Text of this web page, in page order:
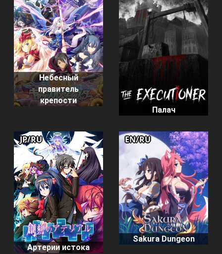
Небесный
правитель
крепости
Палач
Артерии истока
JP/RU
Sakura Dungeon
EN/RU